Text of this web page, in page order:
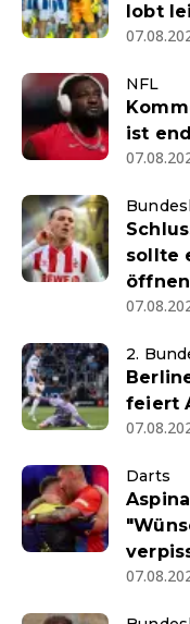
lobt
NFL
ist
sollte
öffnen
2.
feiert
Darts